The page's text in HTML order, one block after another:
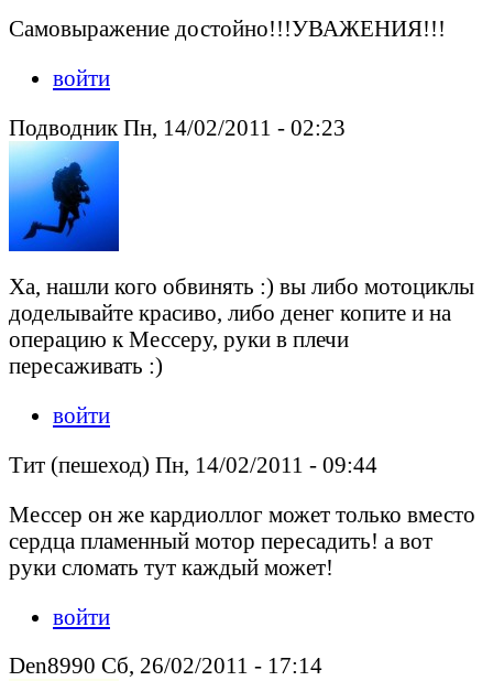
Самовыражение достойно!!!УВАЖЕНИЯ!!!
войти
Подводник Пн, 14/02/2011 - 02:23
Ха, нашли кого обвинять :) вы либо мотоциклы
доделывайте красиво, либо денег копите и на
операцию к Мессеру, руки в плечи
пересаживать :)
войти
Tит (пешеход) Пн, 14/02/2011 - 09:44
Мессер он же кардиоллог может только вместо
сердца пламенный мотор пересадить! а вот
руки сломать тут каждый может!
войти
Den8990 Сб, 26/02/2011 - 17:14